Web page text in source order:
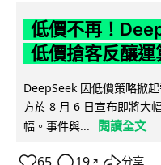
低價不再！
低價搶客反釀運
DeepSeek 因低價策略掀
方於 8 月 6 日宣布即將大
幅。事件與...
閱讀全文
↗